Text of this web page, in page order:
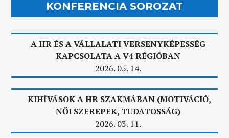
KONFERENCIA SOROZAT
A HR ÉS A VÁLLALATI VERSENYKÉPESSÉG
KAPCSOLATA A V4 RÉGIÓBAN
2026. 05. 14.
KIHÍVÁSOK A HR SZAKMÁBAN (MOTIVÁCIÓ,
NŐI SZEREPEK, TUDATOSSÁG)
2026. 03. 11.